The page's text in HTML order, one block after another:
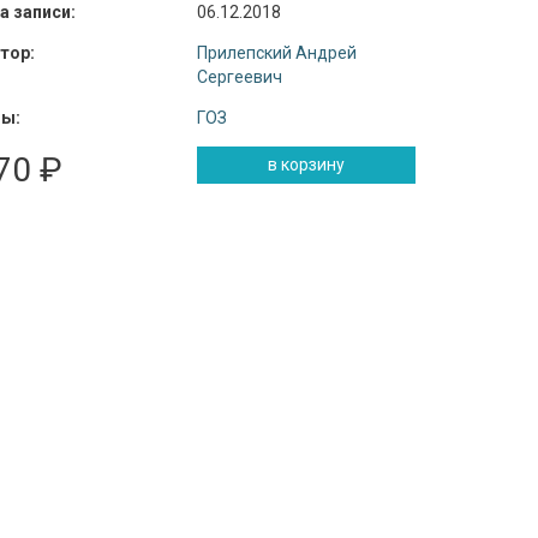
записи: 06.12.2018
Прилепский Андрей
Сергеевич
ГОЗ
₽